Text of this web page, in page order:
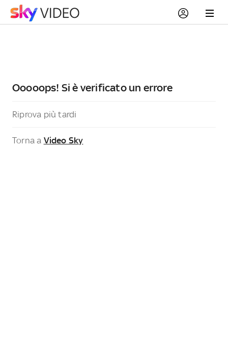
Ooooops! Si è verificato un errore
Riprova più tardi
Torna a Video Sky